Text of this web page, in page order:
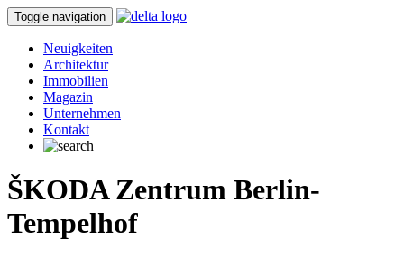
Toggle navigation
Neuigkeiten
Architektur
Immobilien
Magazin
Unternehmen
Kontakt
ŠKODA Zentrum Berlin-
Tempelhof